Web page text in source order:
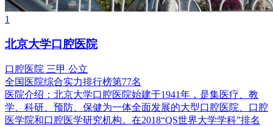
1
北京大学口腔医院
口腔医院 三甲 公立
全国医院综合实力排行榜第77名
医院介绍： 北京大学口腔医院始建于1941年，是集医疗、教
学、科研、预防、保健为一体全面发展的大型口腔医院、口腔
医学院和口腔医学研究机构。在2018“QS世界大学学科”排名